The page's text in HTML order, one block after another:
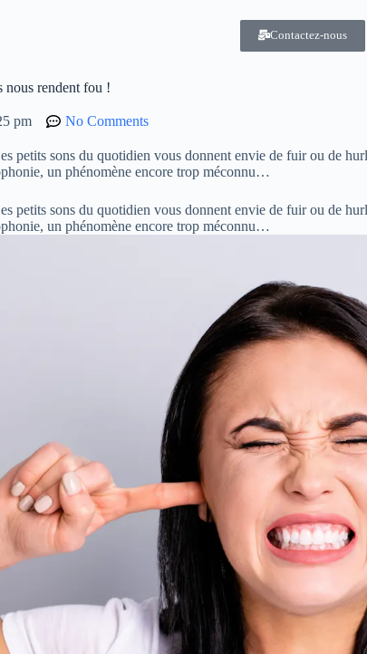
Contactez-nous
nous rendent fou !
pm No Comments
sons du quotidien vous donnent envie de fuir ou de
un phénomène encore trop méconnu…
sons du quotidien vous donnent envie de fuir ou de
un phénomène encore trop méconnu…